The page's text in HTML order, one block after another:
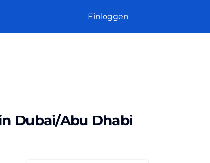
Einloggen
Dubai/Abu Dhabi